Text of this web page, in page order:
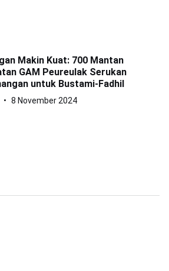
Makin Kuat: 700 Mantan
GAM Peureulak Serukan
untuk Bustami-Fadhil
8 November 2024